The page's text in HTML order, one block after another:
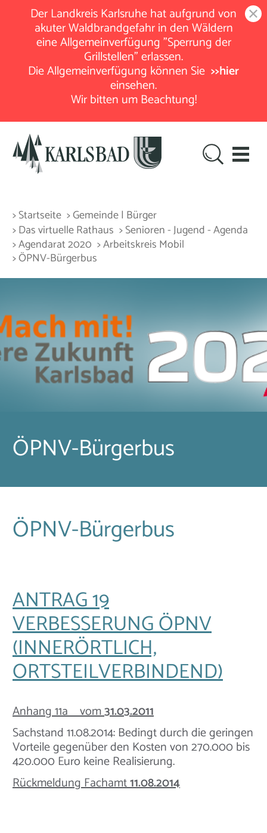
Der Landkreis Karlsruhe hat aufgrund von
akuter Waldbrandgefahr in den Wäldern
eine Allgemeinverfügung "Sperrung der
Grillstellen" erlassen.
Die Allgemeinverfügung können Sie >>hier
einsehen.
Wir bitten um Beachtung!
> Startseite > Gemeinde | Bürger
> Das virtuelle Rathaus > Senioren - Jugend - Agenda
> Agendarat 2020 > Arbeitskreis Mobil
> ÖPNV-Bürgerbus
ÖPNV-Bürgerbus
ÖPNV-Bürgerbus
ANTRAG 19
VERBESSERUNG ÖPNV
(INNERÖRTLICH,
ORTSTEILVERBINDEND)
Anhang 11a vom31.03.2011
Sachstand 11.08.2014: Bedingt durch die geringen
Vorteile gegenüber den Kosten von 270.000 bis
420.000 Euro keine Realisierung.
Rückmeldung Fachamt11.08.2014